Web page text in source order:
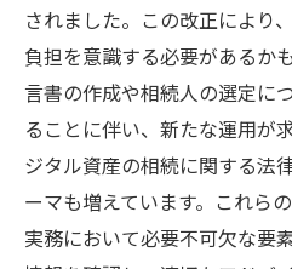
されました。この改正により
負担を意識する必要があるか
言書の作成や相続人の選定に
ることに伴い、新たな運用が
ジタル資産の相続に関する法
ーマも増えています。これら
実務において必要不可欠な要